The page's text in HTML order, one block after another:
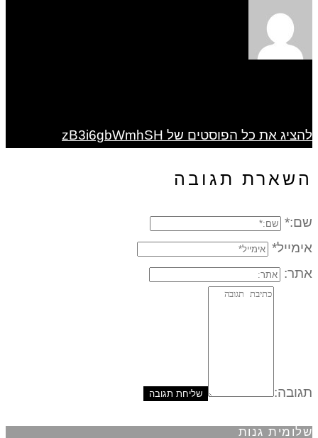
להציג את כל הפוסטים של zB3i6gbWmhSH
השארת תגובה
שם:*
אימייל*
אתר:
תגובה:
שלומית גנות